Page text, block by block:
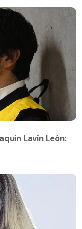
Lavín León: